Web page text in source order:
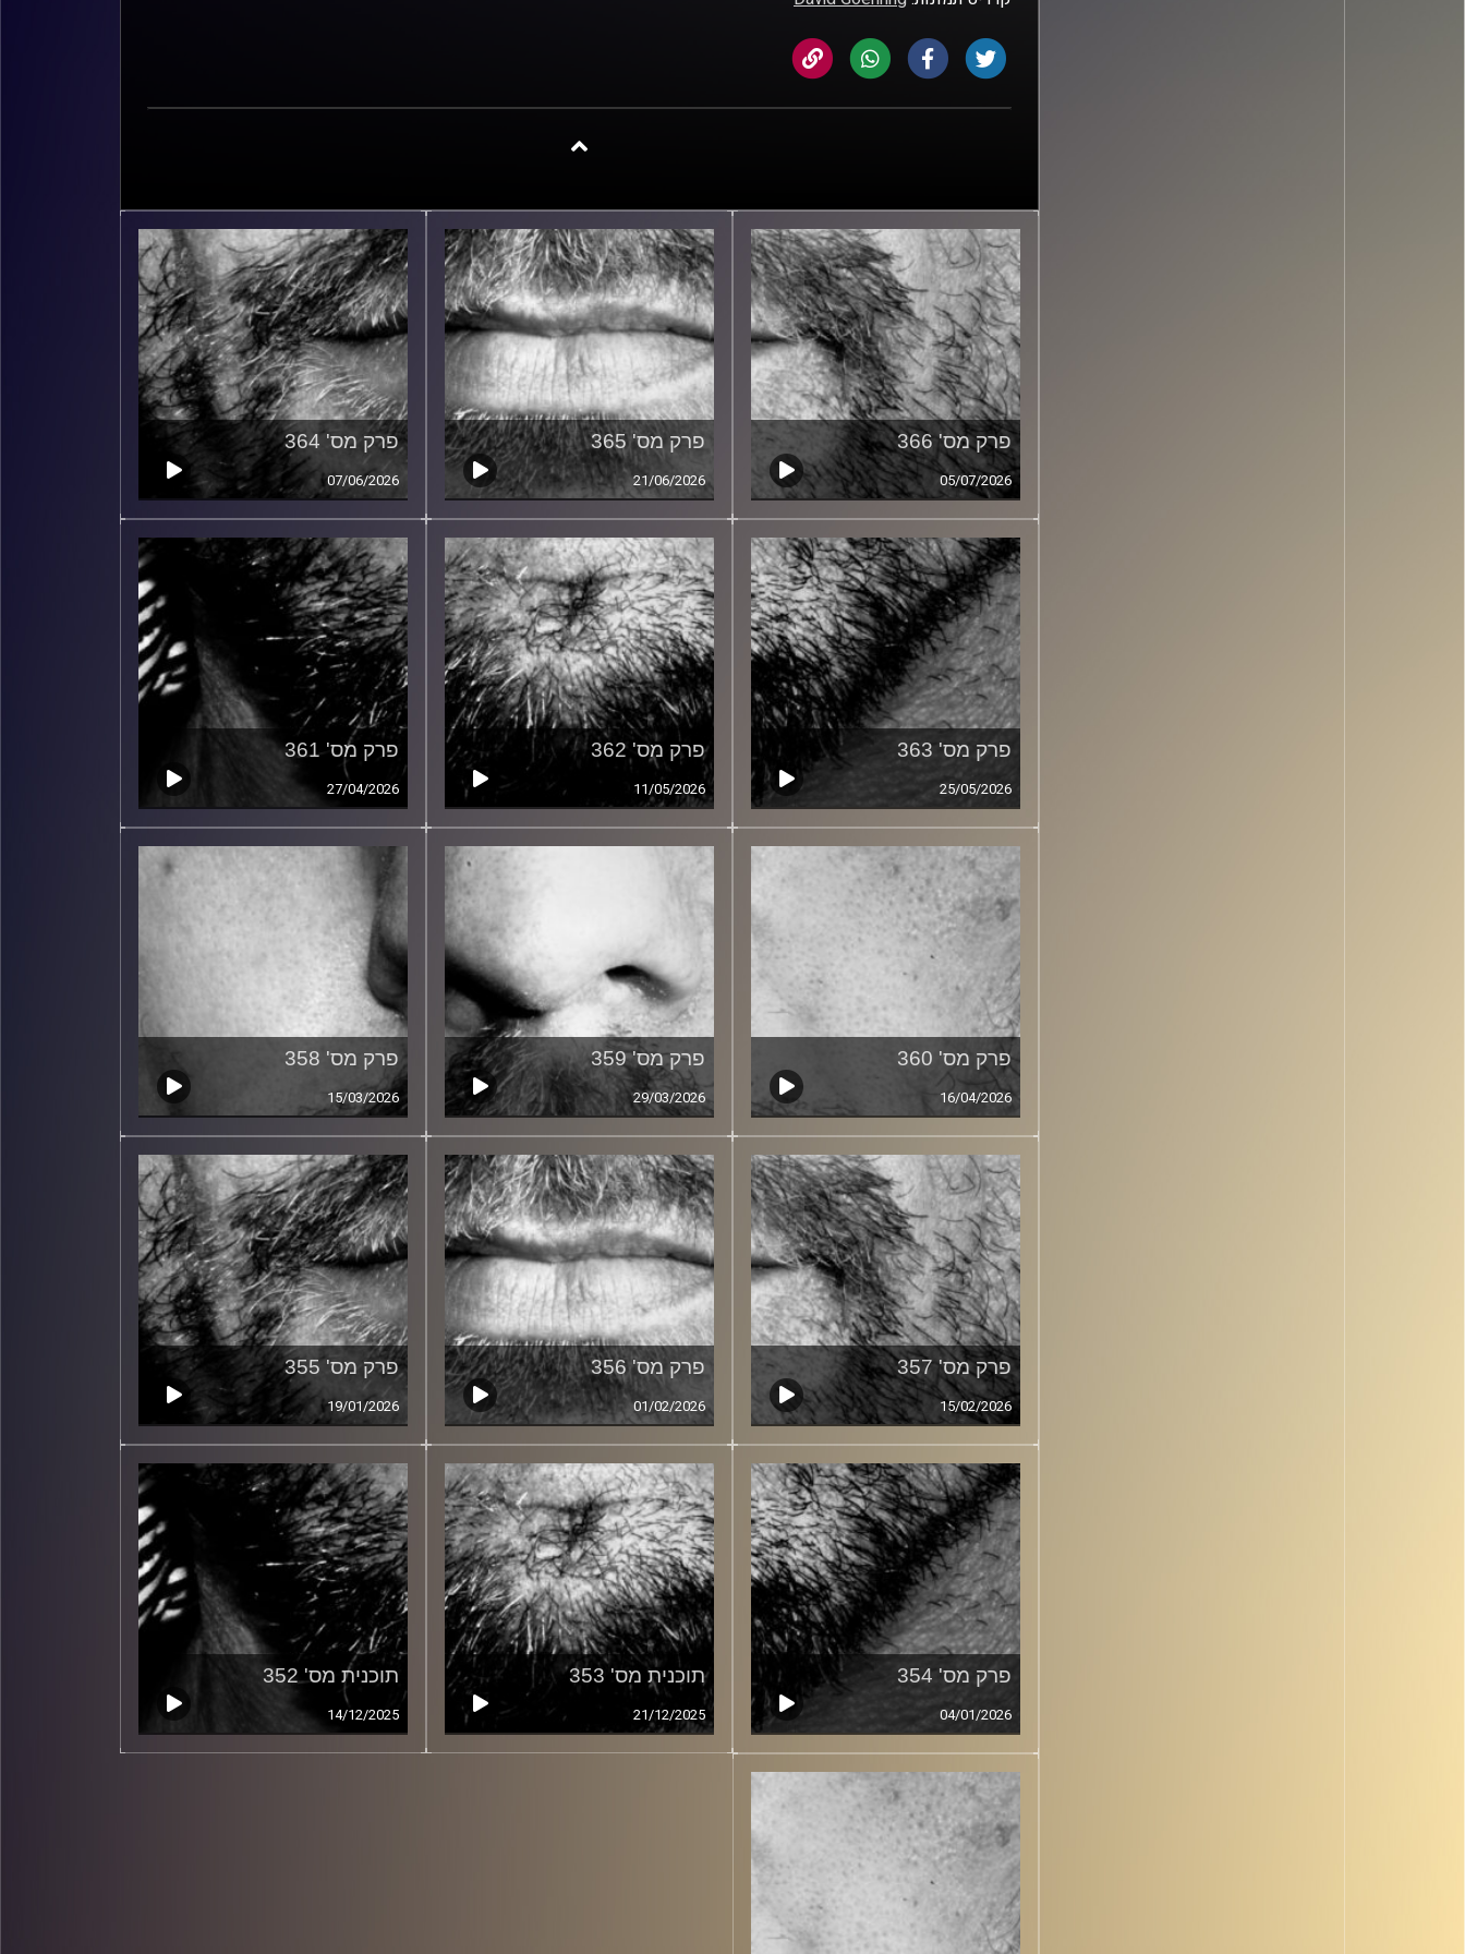
פרק מס' 366
05/07/2026
פרק מס' 365
21/06/2026
פרק מס' 364
07/06/2026
פרק מס' 363
25/05/2026
פרק מס' 362
11/05/2026
פרק מס' 361
27/04/2026
פרק מס' 360
16/04/2026
פרק מס' 359
29/03/2026
פרק מס' 358
15/03/2026
פרק מס' 357
15/02/2026
פרק מס' 356
01/02/2026
פרק מס' 355
19/01/2026
פרק מס' 354
04/01/2026
תוכנית מס' 353
21/12/2025
תוכנית מס' 352
14/12/2025